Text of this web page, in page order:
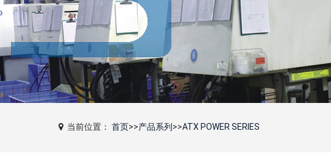
当前位置： 首页>>产品系列 >>ATX POWER SERIES